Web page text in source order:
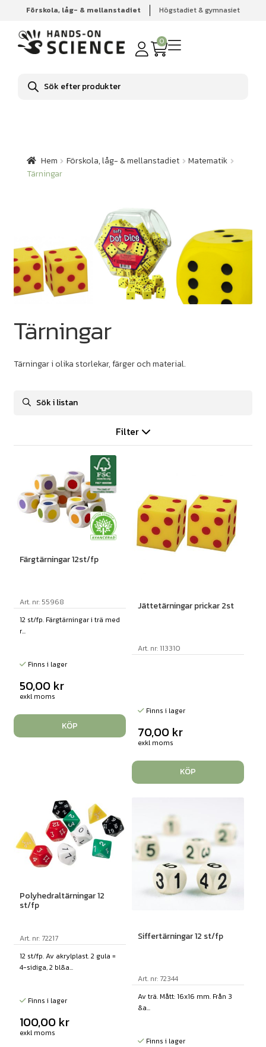
Förskola, låg- & mellanstadiet Högstadiet & gymnasiet
0
Produktsökning
Hem Förskola, låg- & mellanstadiet
Matematik
Tärningar
Hem Förskola, låg- & mellanstadiet
Matematik
Tärningar
Tärningar
Tärningar i olika storlekar, färger och material.
Filter
Färgtärningar 12st/fp
Art. nr: 55968
12 st/fp. Färgtärningar i trä med
r...
Finns i lager
50,00 kr
exkl moms
KÖP
Jättetärningar prickar 2st
Art. nr: 113310
Finns i lager
70,00 kr
exkl moms
KÖP
Polyhedraltärningar 12
st/fp
Art. nr: 72217
12 st/fp. Av akrylplast. 2 gula =
4-sidiga, 2 bl&a...
Finns i lager
100,00 kr
exkl moms
Siffertärningar 12 st/fp
Art. nr: 72344
Av trä. Mått: 16x16 mm. Från 3
&a...
Finns i lager